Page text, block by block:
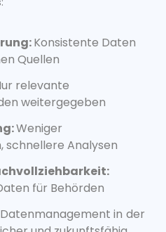
Konsistente Daten
Quellen
relevante
weitergegeben
Weniger
schnellere Analysen
für Behörden
in der